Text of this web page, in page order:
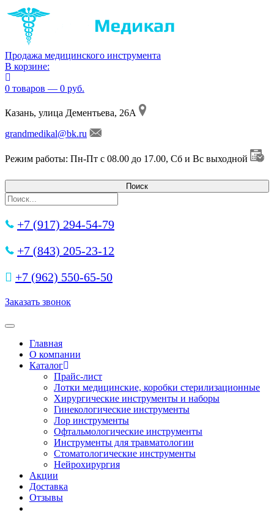
Продажа медицинского инструмента
В корзине:
0 товаров — 0 руб.
Казань, улица Дементьева, 26А
grandmedikal@bk.ru
Режим работы: Пн-Пт с 08.00 до 17.00, Сб и Вс выходной
+7 (917) 294-54-79
+7 (843) 205-23-12
+7 (962) 550‑65‑50‬
Заказать звонок
Toggle navigation
Главная
О компании
Каталог
Прайс-лист
Лотки медицинские, коробки стерилизационные
Хирургические инструменты и наборы
Гинекологические инструменты
Лор инструменты
Офтальмологические инструменты
Инструменты для травматологии
Стоматологические инструменты
Нейрохирургия
Акции
Доставка
Отзывы